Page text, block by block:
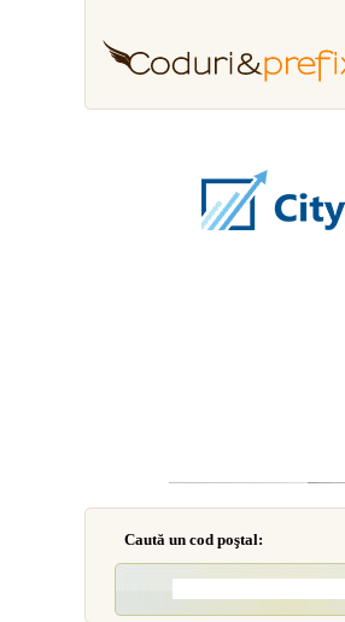
Caută un cod poştal: